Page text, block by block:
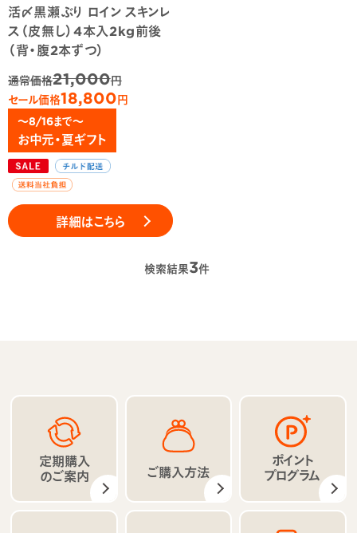
活〆黒瀬ぶり ロイン スキンレ
ス（皮無し）4本入2kg前後
（背・腹2本ずつ）
通常価格21,000円
セール価格18,800円
～8/16まで～
お中元・夏ギフト
詳細はこちら
検索結果3件
定期購入
のご案内 ご購入方法
ポイント
プログラム